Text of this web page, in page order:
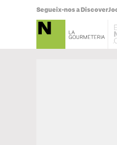
Segueix-nos a Discover